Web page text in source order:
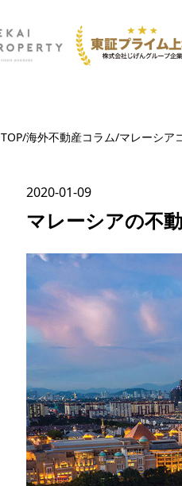
TOP/海外不動産コラム/マレーシア
2020-01-09
マレーシアの不